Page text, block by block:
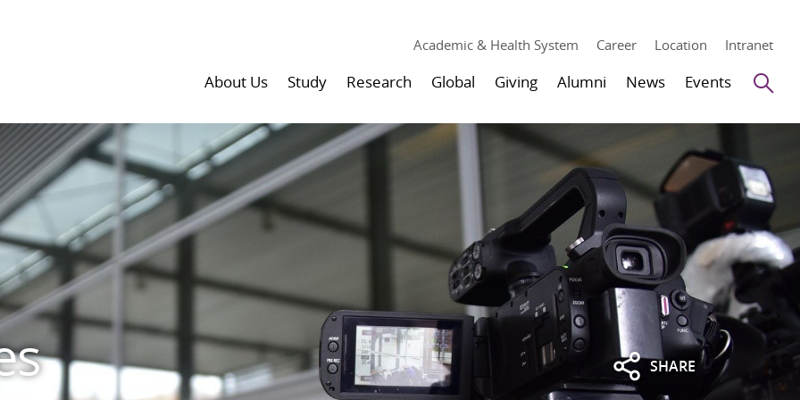
Academic & Health System Career Location Intranet
About Us Study Research Global Giving Alumni News Events
SHARE